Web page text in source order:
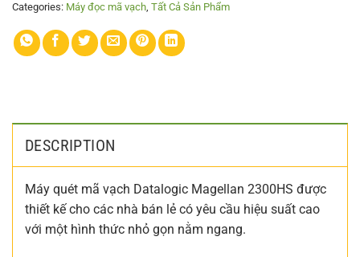
Categories: Máy đọc mã vạch, Tất Cả Sản Phẩm
DESCRIPTION
Máy quét mã vạch Datalogic Magellan 2300HS được
thiết kế cho các nhà bán lẻ có yêu cầu hiệu suất cao
với một hình thức nhỏ gọn nằm ngang.